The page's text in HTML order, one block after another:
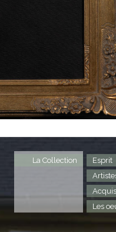
La Collection
Esprit
Les